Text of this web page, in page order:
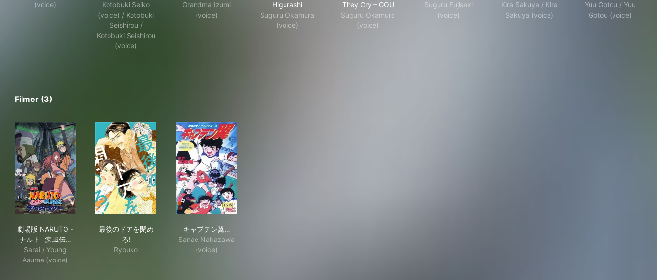
(voice)
Kotobuki Seiko
(voice) / Kotobuki
Seishirou /
Kotobuki Seishirou
(voice)
Grandma Izumi
(voice)
Higurashi
Suguru Okamura
(voice)
They Cry – GOU
Suguru Okamura
(voice)
Suguru Fujisaki
(voice)
Kira Sakuya / Kira
Sakuya (voice)
Yuu Gotou / Yuu
Gotou (voice)
Filmer (3)
劇場版 NARUTO -
ナルト- 疾風伝…
Sarai / Young
Asuma (voice)
最後のドアを閉め
ろ!
Ryouko
キャプテン翼…
Sanae Nakazawa
(voice)